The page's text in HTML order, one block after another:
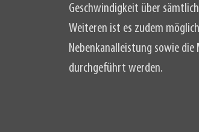
Geschwindigkeit über
Weiteren ist es zudem
Nebenkanalleistung sowie
durchgeführt werden.